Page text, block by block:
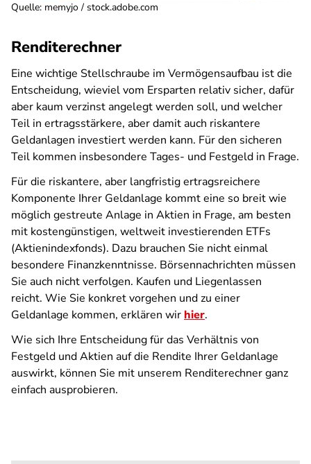
Quelle: memyjo / stock.adobe.com
Renditerechner
Eine wichtige Stellschraube im Vermögensaufbau ist die
Entscheidung, wieviel vom Ersparten relativ sicher, dafür
aber kaum verzinst angelegt werden soll, und welcher
Teil in ertragsstärkere, aber damit auch riskantere
Geldanlagen investiert werden kann. Für den sicheren
Teil kommen insbesondere Tages- und Festgeld in Frage.
Für die riskantere, aber langfristig ertragsreichere
Komponente Ihrer Geldanlage kommt eine so breit wie
möglich gestreute Anlage in Aktien in Frage, am besten
mit kostengünstigen, weltweit investierenden ETFs
(Aktienindexfonds). Dazu brauchen Sie nicht einmal
besondere Finanzkenntnisse. Börsennachrichten müssen
Sie auch nicht verfolgen. Kaufen und Liegenlassen
reicht. Wie Sie konkret vorgehen und zu einer
Geldanlage kommen, erklären wir hier.
Wie sich Ihre Entscheidung für das Verhältnis von
Festgeld und Aktien auf die Rendite Ihrer Geldanlage
auswirkt, können Sie mit unserem Renditerechner ganz
einfach ausprobieren.